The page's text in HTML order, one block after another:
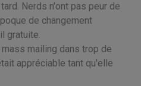
Nerds n'ont pas peur de
de changement
gratuite.
mailing dans trop de
appréciable tant qu'elle